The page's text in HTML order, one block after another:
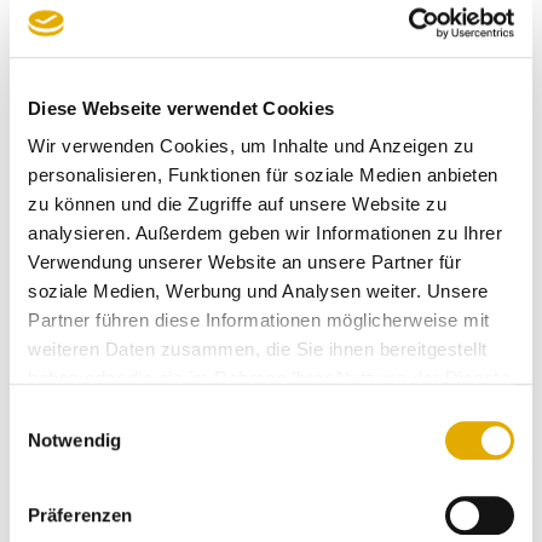
Diese Webseite verwendet Cookies
Wir verwenden Cookies, um Inhalte und Anzeigen zu
personalisieren, Funktionen für soziale Medien anbieten
zu können und die Zugriffe auf unsere Website zu
analysieren. Außerdem geben wir Informationen zu Ihrer
Verwendung unserer Website an unsere Partner für
soziale Medien, Werbung und Analysen weiter. Unsere
Partner führen diese Informationen möglicherweise mit
weiteren Daten zusammen, die Sie ihnen bereitgestellt
Notwendig
Präferenzen
“Kundenzufriedenheit” - hier erzielte das bekannte
Familien-Unternehmen die sensationelle Note 1,4
des Unternehmens. Die Parade-Disziplin beim
SERVICE-CHECK, da in diesen Wert die Sterne-
Bewertung aller teilnehmenden Kunden einfließt.